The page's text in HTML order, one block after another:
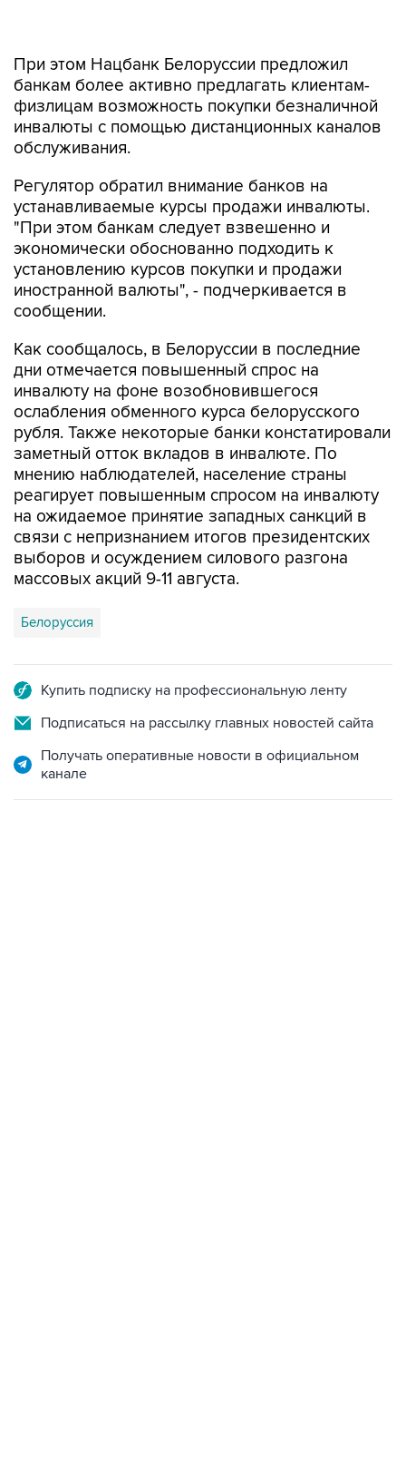
физлицам возможность покупки безналичной
инвалюты с помощью дистанционных каналов
обслуживания.
Регулятор обратил внимание банков на
"При этом банкам следует взвешенно и
экономически обоснованно подходить к
установлению курсов покупки и продажи
иностранной валюты", - подчеркивается в
сообщении.
Как сообщалось, в Белоруссии в последние
инвалюту на фоне возобновившегося
ослабления обменного курса белорусского
рубля. Также некоторые банки констатировали
заметный отток вкладов в инвалюте. По
мнению наблюдателей, население страны
реагирует повышенным спросом на инвалюту
на ожидаемое принятие западных санкций в
связи с непризнанием итогов президентских
выборов и осуждением силового разгона
массовых акций 9-11 августа.
Белоруссия
Подписаться на рассылку главных новостей сайта
Получать оперативные новости в официальном